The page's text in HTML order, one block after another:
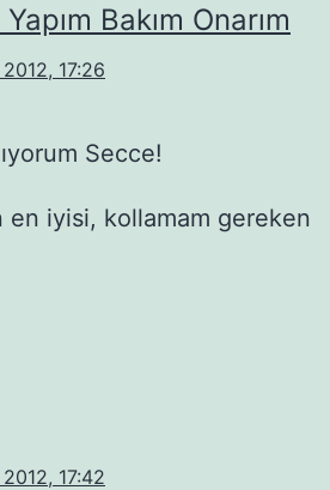
Bakım Onarım
17:26
Secce!
en iyisi, kollamam gereken
17:42